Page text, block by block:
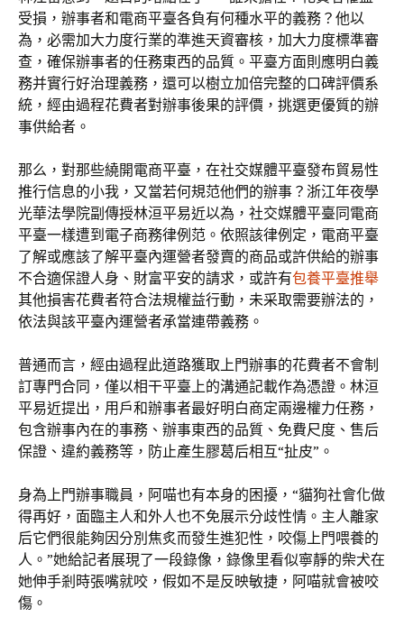
受損，辦事者和電商平臺各負有何種水平的義務？他以
為，必需加大力度行業的準進天資審核，加大力度標準審
查，確保辦事者的任務東西的品質。平臺方面則應明白義
務并實行好治理義務，還可以樹立加倍完整的口碑評價系
統，經由過程花費者對辦事後果的評價，挑選更優質的辦
事供給者。
那么，對那些繞開電商平臺，在社交媒體平臺發布貿易性
推行信息的小我，又當若何規范他們的辦事？浙江年夜學
光華法學院副傳授林洹平易近以為，社交媒體平臺同電商
平臺一樣遭到電子商務律例范。依照該律例定，電商平臺
了解或應該了解平臺內運營者發賣的商品或許供給的辦事
不合適保證人身、財富平安的請求，或許有包養平臺推舉
其他損害花費者符合法規權益行動，未采取需要辦法的，
依法與該平臺內運營者承當連帶義務。
普通而言，經由過程此道路獲取上門辦事的花費者不會制
訂專門合同，僅以相干平臺上的溝通記載作為憑證。林洹
平易近提出，用戶和辦事者最好明白商定兩邊權力任務，
包含辦事內在的事務、辦事東西的品質、免費尺度、售后
保證、違約義務等，防止產生膠葛后相互“扯皮”。
身為上門辦事職員，阿喵也有本身的困擾，“貓狗社會化做
得再好，面臨主人和外人也不免展示分歧性情。主人離家
后它們很能夠因分別焦炙而發生進犯性，咬傷上門喂養的
人。”她給記者展現了一段錄像，錄像里看似寧靜的柴犬在
她伸手剎時張嘴就咬，假如不是反映敏捷，阿喵就會被咬
傷。